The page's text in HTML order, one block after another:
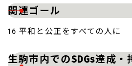
関連ゴール
16 平和と公正をすべての人に
生駒市内でのSDGs達成・